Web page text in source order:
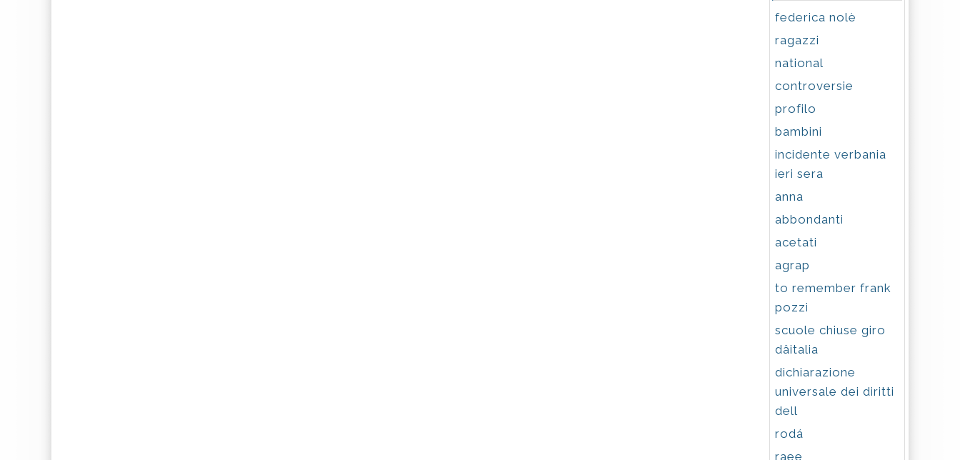
federica nolè
ragazzi
national
controversie
profilo
bambini
incidente verbania
ieri sera
anna
abbondanti
acetati
agrap
to remember frank
pozzi
scuole chiuse giro
dâitalia
dichiarazione
universale dei diritti
dell
rodá
raee